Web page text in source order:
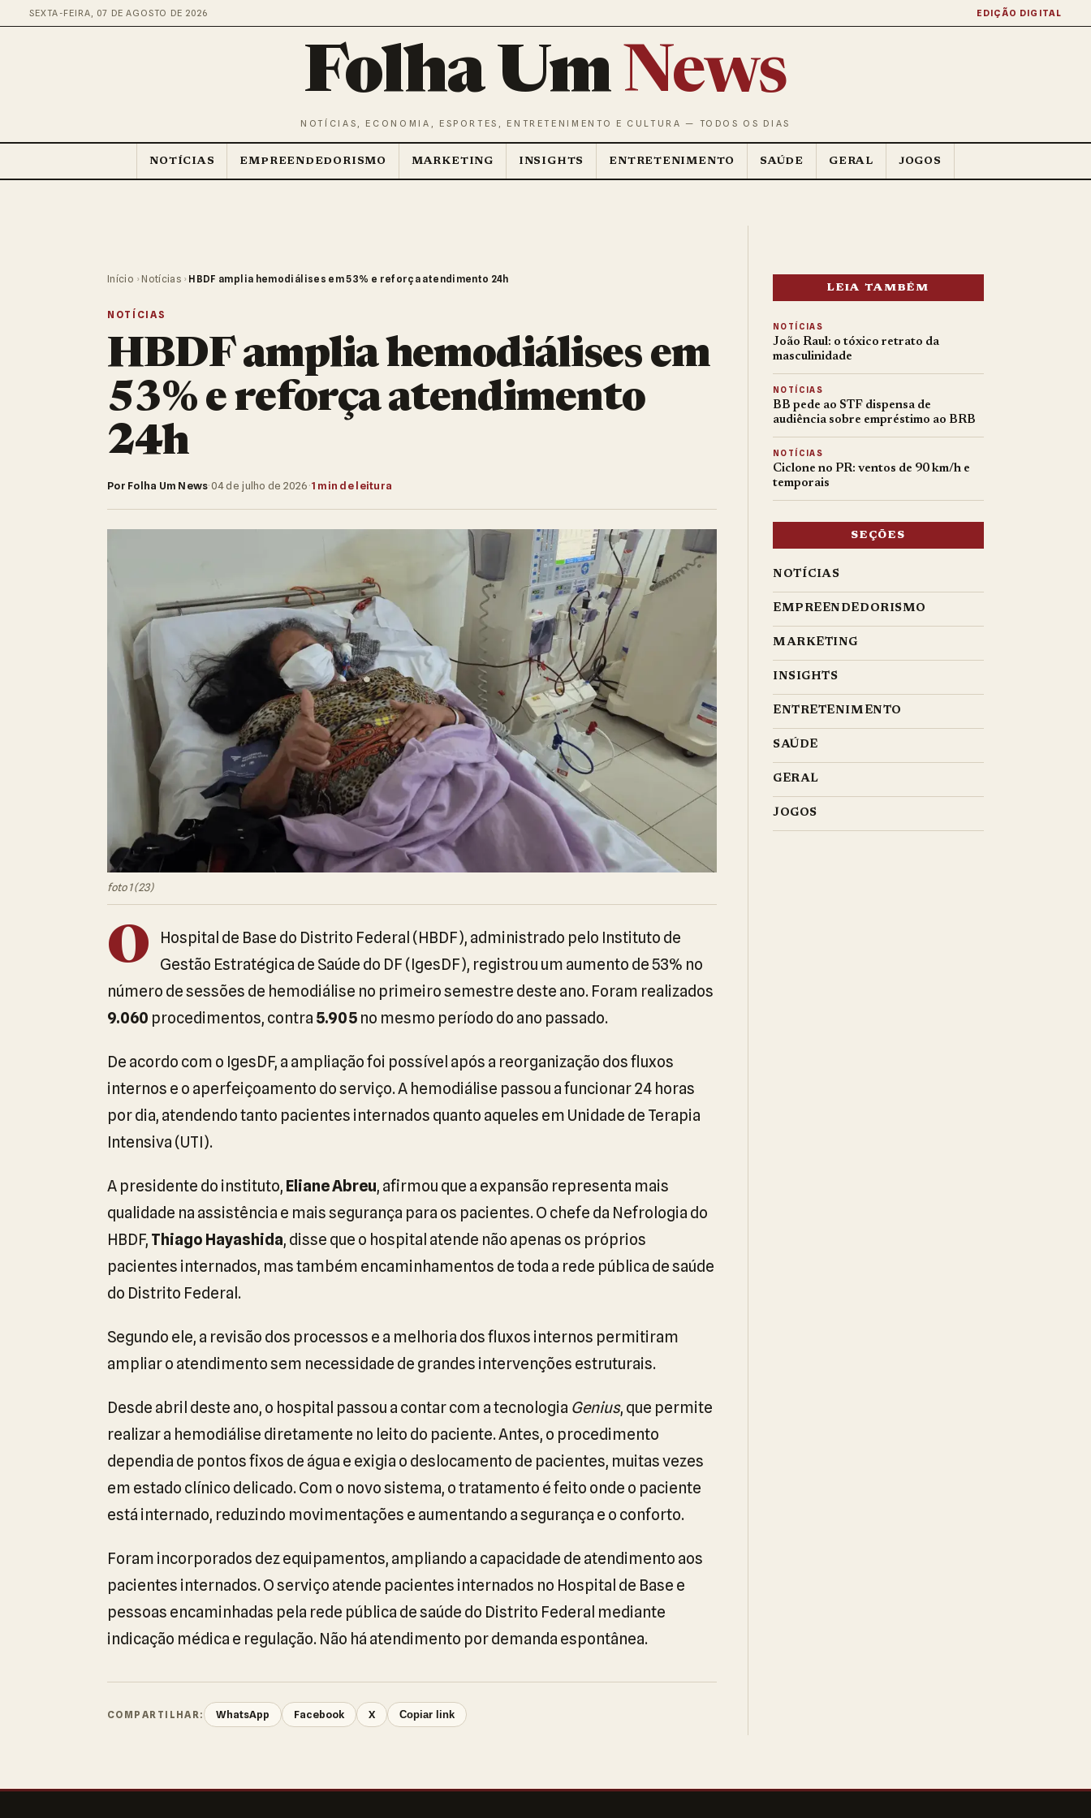
SEXTA-FEIRA, 07 DE AGOSTO DE 2026 EDIÇÃO DIGITAL
Folha Um News
NOTÍCIAS, ECONOMIA, ESPORTES, ENTRETENIMENTO E CULTURA — TODOS OS DIAS
NOTÍCIAS EMPREENDEDORISMO MARKETING INSIGHTS ENTRETENIMENTO SAÚDE GERAL JOGOS
Início › Notícias › HBDF amplia hemodiálises em 53% e reforça atendimento 24h
NOTÍCIAS
HBDF amplia hemodiálises em
53% e reforça atendimento
24h
Por Folha Um News·04 de julho de 2026·1 min de leitura
foto 1 (23)
O
Hospital de Base do Distrito Federal (HBDF), administrado pelo Instituto de
Gestão Estratégica de Saúde do DF (IgesDF), registrou um aumento de 53% no
número de sessões de hemodiálise no primeiro semestre deste ano. Foram realizados
9.060 procedimentos, contra 5.905 no mesmo período do ano passado.
De acordo com o IgesDF, a ampliação foi possível após a reorganização dos fluxos
internos e o aperfeiçoamento do serviço. A hemodiálise passou a funcionar 24 horas
por dia, atendendo tanto pacientes internados quanto aqueles em Unidade de Terapia
Intensiva (UTI).
A presidente do instituto, Eliane Abreu, afirmou que a expansão representa mais
qualidade na assistência e mais segurança para os pacientes. O chefe da Nefrologia do
HBDF, Thiago Hayashida, disse que o hospital atende não apenas os próprios
pacientes internados, mas também encaminhamentos de toda a rede pública de saúde
do Distrito Federal.
Segundo ele, a revisão dos processos e a melhoria dos fluxos internos permitiram
ampliar o atendimento sem necessidade de grandes intervenções estruturais.
Desde abril deste ano, o hospital passou a contar com a tecnologia Genius, que permite
realizar a hemodiálise diretamente no leito do paciente. Antes, o procedimento
dependia de pontos fixos de água e exigia o deslocamento de pacientes, muitas vezes
em estado clínico delicado. Com o novo sistema, o tratamento é feito onde o paciente
está internado, reduzindo movimentações e aumentando a segurança e o conforto.
Foram incorporados dez equipamentos, ampliando a capacidade de atendimento aos
pacientes internados. O serviço atende pacientes internados no Hospital de Base e
pessoas encaminhadas pela rede pública de saúde do Distrito Federal mediante
indicação médica e regulação. Não há atendimento por demanda espontânea.
COMPARTILHAR: WhatsApp Facebook X Copiar link
LEIA TAMBÉM
NOTÍCIAS
João Raul: o tóxico retrato da
masculinidade
NOTÍCIAS
BB pede ao STF dispensa de
audiência sobre empréstimo ao BRB
NOTÍCIAS
Ciclone no PR: ventos de 90 km/h e
temporais
SEÇÕES
NOTÍCIAS
EMPREENDEDORISMO
MARKETING
INSIGHTS
ENTRETENIMENTO
SAÚDE
GERAL
JOGOS